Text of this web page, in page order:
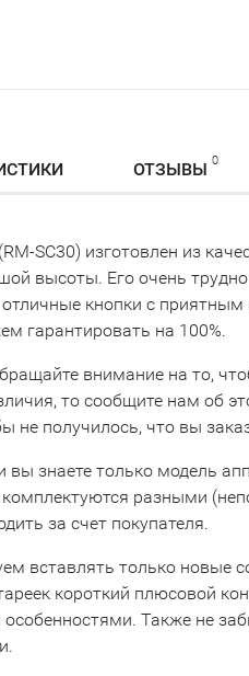
ОТЗЫВЫ 0
SC30) изготовлен из
высоты. Его очень
отличные кнопки с
гарантировать на 100%.
внимание на то,
то сообщите нам об
не получилось, что вы
вы знаете только модель
разными
за счет покупателя.
вставлять только новые
короткий плюсовой
Также не